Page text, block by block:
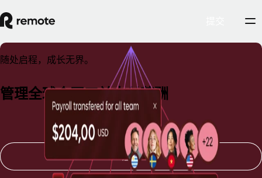
随处启程，成长无界。
管理全球合同工并支付薪酬
预约演示
注册